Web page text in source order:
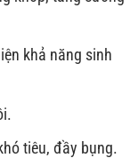
khả năng sinh
tiêu, đầy bụng.